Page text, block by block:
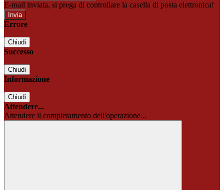
E-mail inviata, si prega di controllare la casella di posta elettronica!
Errore
Chiudi
Successo
Chiudi
Informazione
Chiudi
Attendere...
Attendere il completamento dell'operazione...